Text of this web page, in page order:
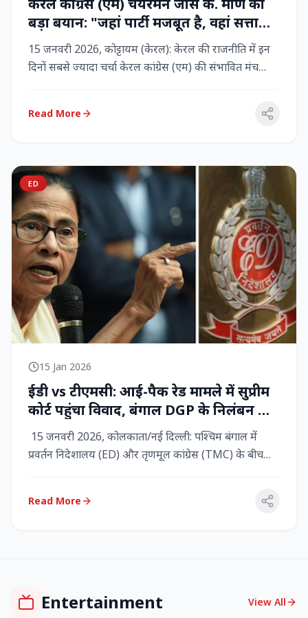
बड़ा बयान: "जहां पार्टी मजबूत है, वहां सत्ता
बनी रहेगी" – LDF के साथ बने रहने पर जोर
15 जनवरी 2026, कोट्टायम (केरल): केरल की राजनीति में इन
दिनों सबसे ज्यादा चर्चा केरल कांग्रेस (एम) की संभावित मंच
Read More
ED
15 Jan 2026
ईडी vs टीएमसी: आई-पैक रेड मामले में सुप्रीम
कोर्ट पहुंचा विवाद, बंगाल DGP के निलंबन की
मांग, कलकत्ता हाईकोर्ट में CBI छापेमारी
15 जनवरी 2026, कोलकाता/नई दिल्ली: पश्चिम बंगाल में
प्रवर्तन निदेशालय (ED) और तृणमूल कांग्रेस (TMC) के बीच
Read More
Entertainment View All